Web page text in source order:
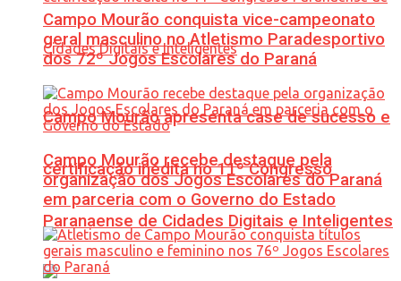
Campo Mourão apresenta case de sucesso e
certificação inédita no 11º Congresso
Paranaense de Cidades Digitais e Inteligentes
Campo Mourão conquista vice-campeonato
geral masculino no Atletismo Paradesportivo
dos 72º Jogos Escolares do Paraná
Campo Mourão recebe destaque pela
organização dos Jogos Escolares do Paraná
em parceria com o Governo do Estado